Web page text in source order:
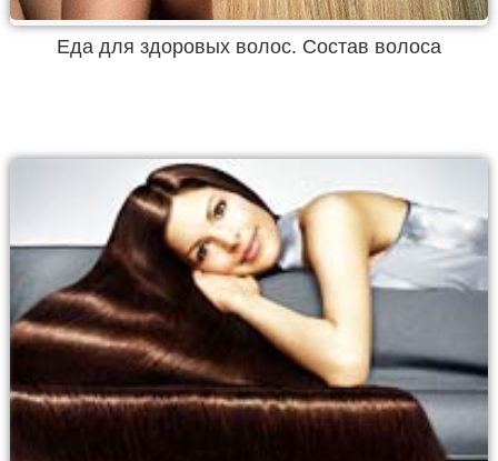
Еда для здоровых волос. Состав волоса